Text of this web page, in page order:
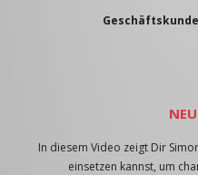
In diesem Video zeigt Dir
einsetzen kannst, um